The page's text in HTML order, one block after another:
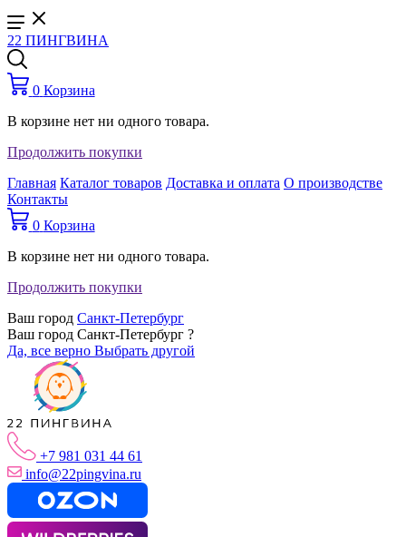
22 ПИНГВИНА
0 Корзина
В корзине нет ни одного товара.
Продолжить покупки
Главная Каталог товаров Доставка и оплата О производстве
Контакты
0 Корзина
В корзине нет ни одного товара.
Продолжить покупки
Ваш город Санкт-Петербург
Ваш город Санкт-Петербург ?
Да, все верно Выбрать другой
+7 981 031 44 61
info@22pingvina.ru